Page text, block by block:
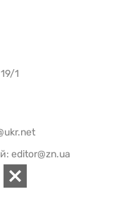
1
editor@zn.ua